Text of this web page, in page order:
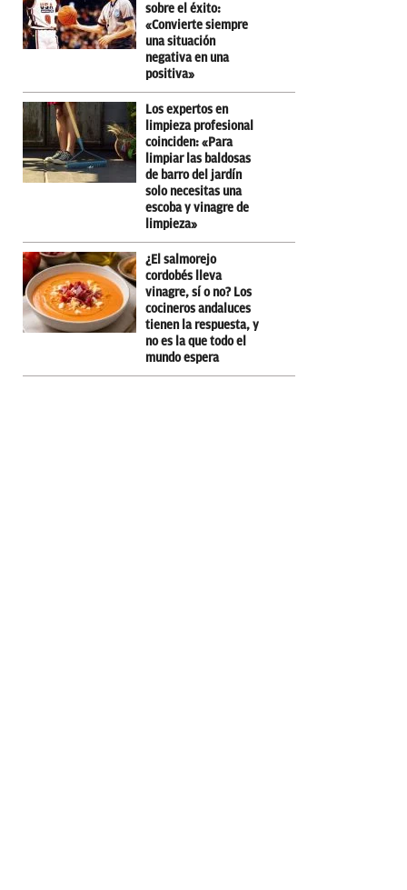
sobre el éxito:
«Convierte siempre
una situación
negativa en una
positiva»
Los expertos en
limpieza profesional
coinciden: «Para
limpiar las baldosas
de barro del jardín
solo necesitas una
escoba y vinagre de
limpieza»
¿El salmorejo
cordobés lleva
vinagre, sí o no? Los
cocineros andaluces
tienen la respuesta, y
no es la que todo el
mundo espera